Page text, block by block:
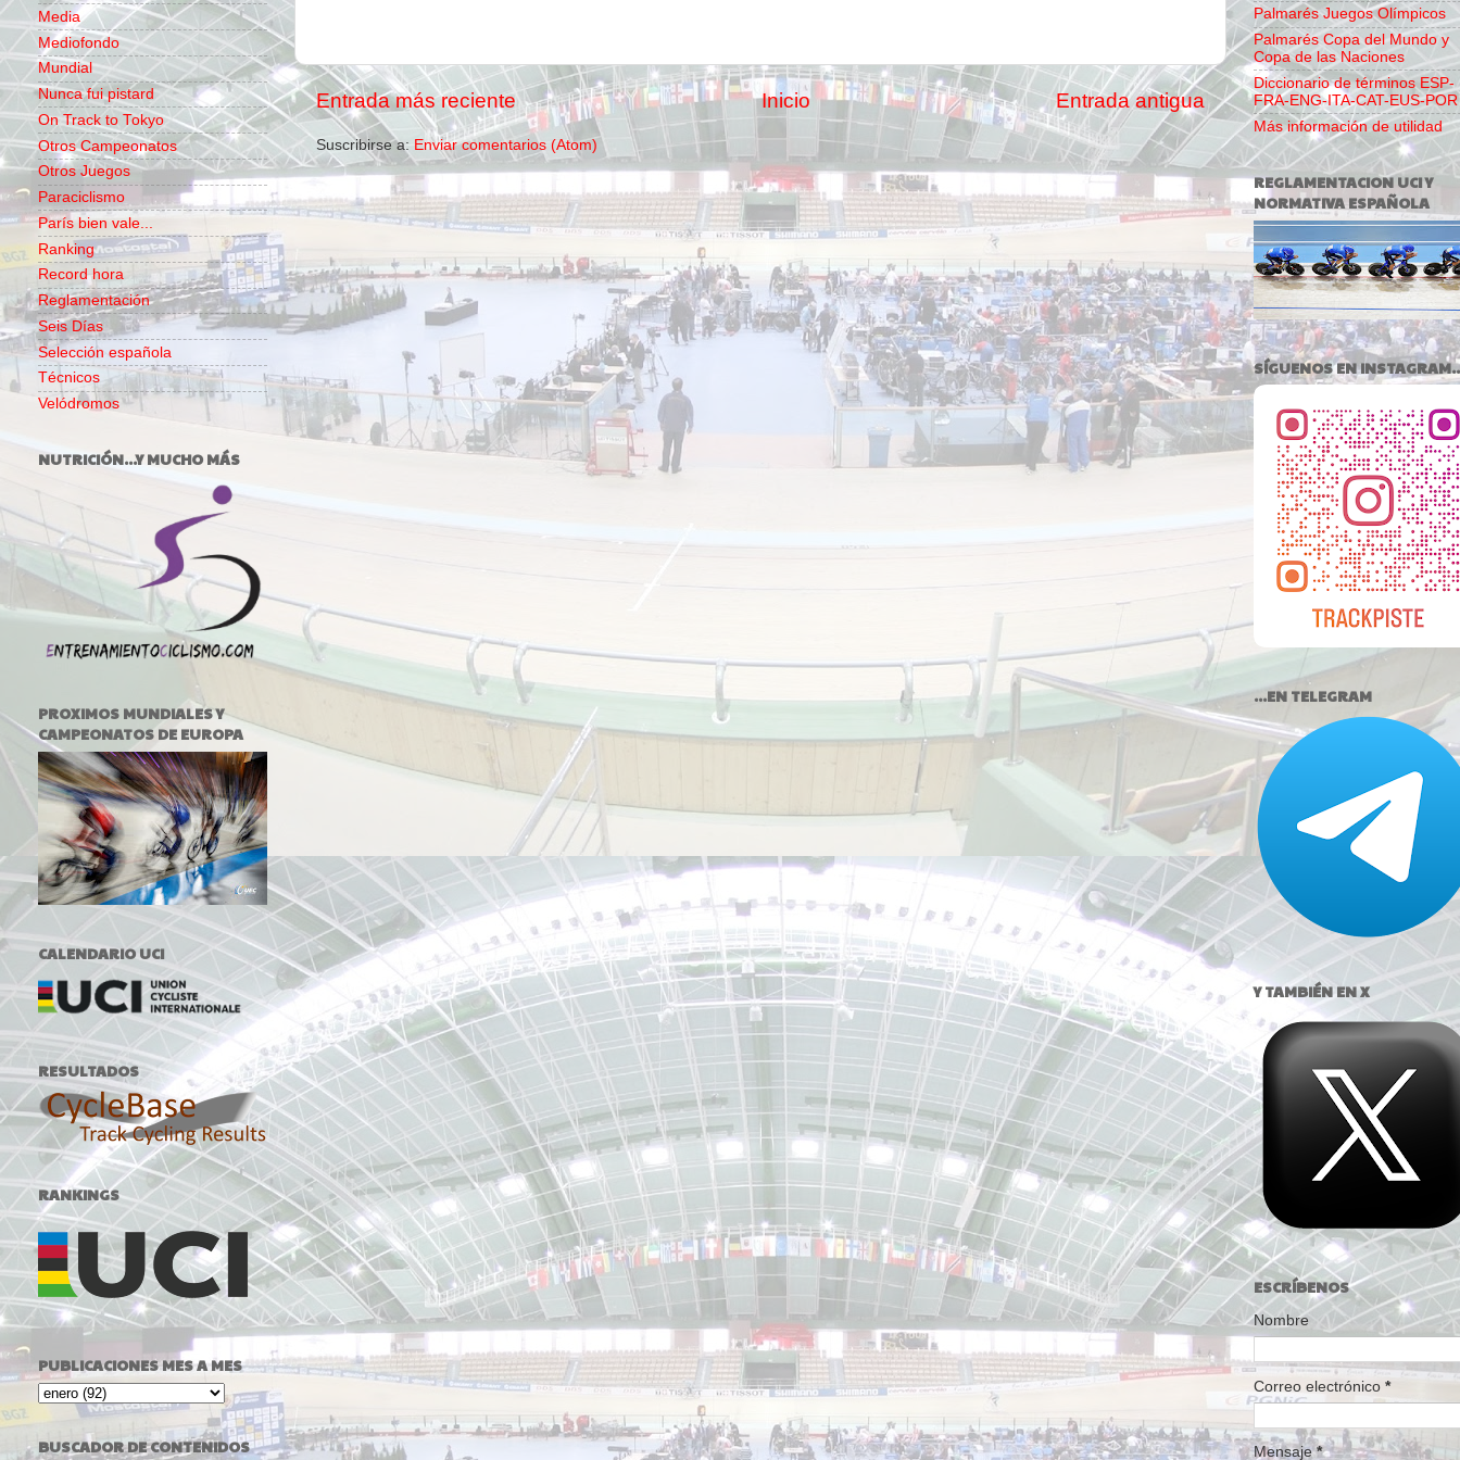
Entrada más reciente Entrada antigua
Inicio
Suscribirse a: Enviar comentarios (Atom)
Media
Mediofondo
Mundial
Nunca fui pistard
On Track to Tokyo
Otros Campeonatos
Otros Juegos
Paraciclismo
París bien vale...
Ranking
Record hora
Reglamentación
Seis Días
Selección española
Técnicos
Velódromos
NUTRICIÓN...Y MUCHO MÁS
PROXIMOS MUNDIALES Y
CAMPEONATOS DE EUROPA
CALENDARIO UCI
RESULTADOS
RANKINGS
PUBLICACIONES MES A MES
BUSCADOR DE CONTENIDOS
Palmarés Juegos Olímpicos
Palmarés Copa del Mundo y
Copa de las Naciones
Diccionario de términos ESP-
FRA-ENG-ITA-CAT-EUS-POR
Más información de utilidad
REGLAMENTACION UCI Y
NORMATIVA ESPAÑOLA
SÍGUENOS EN
...EN TELEGRAM
Y TAMBIÉN EN X
ESCRÍBENOS
Nombre
Correo electrónico *
Mensaje*